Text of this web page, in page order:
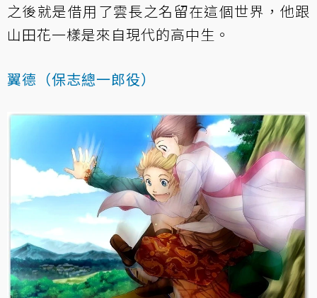
之後就是借用了雲長之名留在這個世界，他跟
山田花一樣是來自現代的高中生。
翼德（保志總一郎役）